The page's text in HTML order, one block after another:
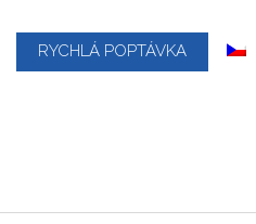
RYCHLÁ POPTÁVKA